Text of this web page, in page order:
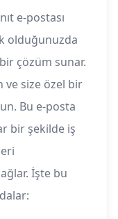
e-postası
olduğunuzda
çözüm sunar.
ve size özel bir
Bu e-posta
bir şekilde iş
İşte bu